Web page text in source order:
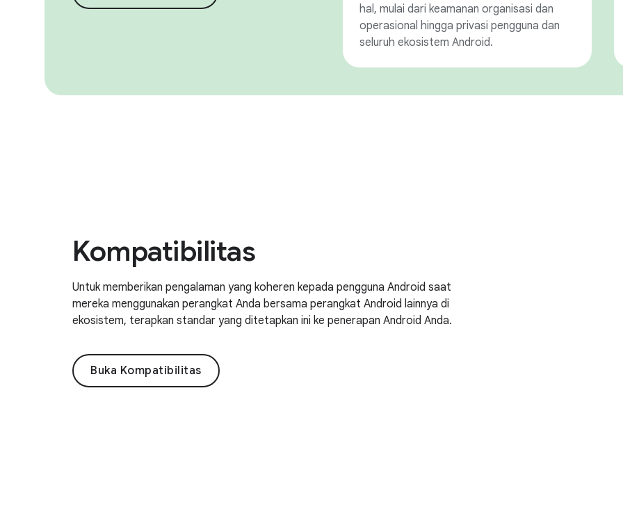
hal, mulai dari keamanan organisasi dan
operasional hingga privasi pengguna dan
seluruh ekosistem Android.
Kompatibilitas
Untuk memberikan pengalaman yang koheren kepada pengguna Android saat
mereka menggunakan perangkat Anda bersama perangkat Android lainnya di
ekosistem, terapkan standar yang ditetapkan ini ke penerapan Android Anda.
Buka Kompatibilitas